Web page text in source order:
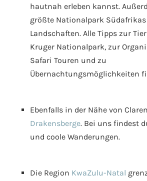
hautnah erleben kannst.
größte Nationalpark
Landschaften. Alle Tipps zur
Kruger Nationalpark, zur
Safari Touren und zu
Übernachtungsmöglichkeiten
Ebenfalls in der Nähe von
Drakensberge. Bei uns findest
und coole Wanderungen.
Die Region KwaZulu-Natal